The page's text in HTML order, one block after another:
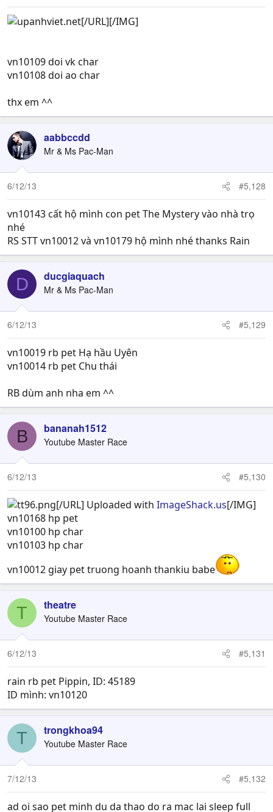
[/URL][/IMG]
vn10109 doi vk char
vn10108 doi ao char
thx em ^^
aabbccdd
Mr & Ms Pac-Man
6/12/13 #5,128
vn10143 cất hộ mình con pet The Mystery vào nhà trọ
nhé
RS STT vn10012 và vn10179 hộ mình nhé thanks Rain
D ducgiaquach
Mr & Ms Pac-Man
6/12/13 #5,129
vn10019 rb pet Hạ hầu Uyên
vn10014 rb pet Chu thái
RB dùm anh nha em ^^
B bananah1512
Youtube Master Race
6/12/13 #5,130
[/URL] Uploaded with ImageShack.us[/IMG]
vn10168 hp pet
vn10100 hp char
vn10103 hp char
vn10012 giay pet truong hoanh thankiu babe
T theatre
Youtube Master Race
6/12/13 #5,131
rain rb pet Pippin, ID: 45189
ID mình: vn10120
T trongkhoa94
Youtube Master Race
7/12/13 #5,132
ad oi sao pet minh du da thao do ra mac lai sleep full